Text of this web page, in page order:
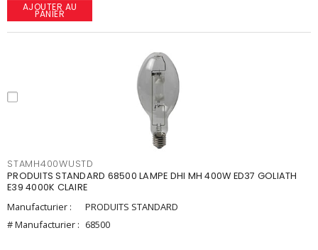
AJOUTER AU
PANIER
STAMH400WUSTD
PRODUITS STANDARD 68500 LAMPE DHI MH 400W ED37 GOLIATH
E39 4000K CLAIRE
Manufacturier :
PRODUITS STANDARD
# Manufacturier : 68500